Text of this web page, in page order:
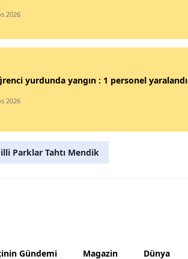
Kars
Kayseri
Kırklareli
Kütahya
2026
yurdunda yangın : 1 personel yaralandı
2026
Parklar Tahtı Mendik
Gündemi Magazin Dünya